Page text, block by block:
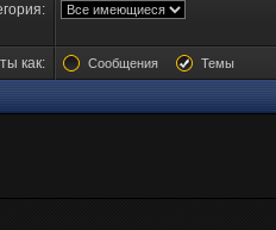
как: Сообщения Темы